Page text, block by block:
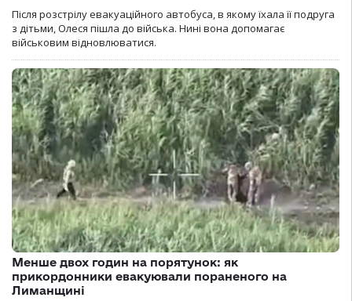
Після розстрілу евакуаційного автобуса, в якому їхала її подруга
з дітьми, Олеся пішла до війська. Нині вона допомагає
військовим відновлюватися.
Менше двох годин на порятунок: як
прикордонники евакуювали пораненого на
Лиманщині